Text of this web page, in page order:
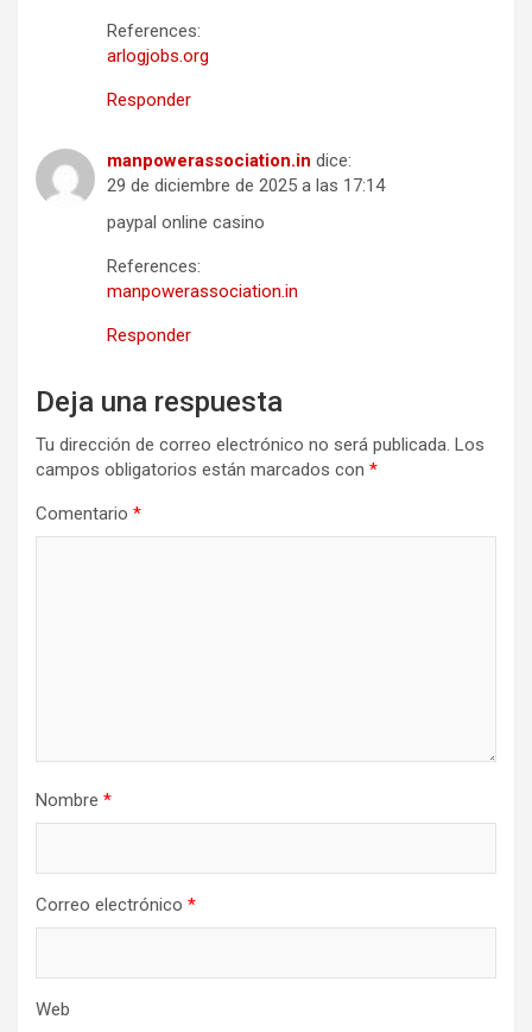
References:
arlogjobs.org
Responder
manpowerassociation.in dice:
29 de diciembre de 2025 a las 17:14
paypal online casino
References:
manpowerassociation.in
Responder
Deja una respuesta
Tu dirección de correo electrónico no será publicada. Los
campos obligatorios están marcados con *
Comentario *
Nombre *
Correo electrónico *
Web